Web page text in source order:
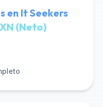
en It Seekers
(Neto)